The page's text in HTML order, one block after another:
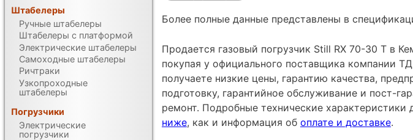
Более полные данные представлены в
Продается газовый погрузчик Still RX 70-30 T в
покупая у официального поставщика компании
получаете низкие цены, гарантию качества,
подготовку, гарантийное обслуживание и пост-
ремонт. Подробные технические характеристики
ниже, как и информация об оплате и доставке.
Штабелеры
Ручные штабелеры
Штабелеры с платформой
Электрические штабелеры
Самоходные штабелеры
Ричтраки
Узкопроходные
штабелеры
Погрузчики
Электрические
погрузчики